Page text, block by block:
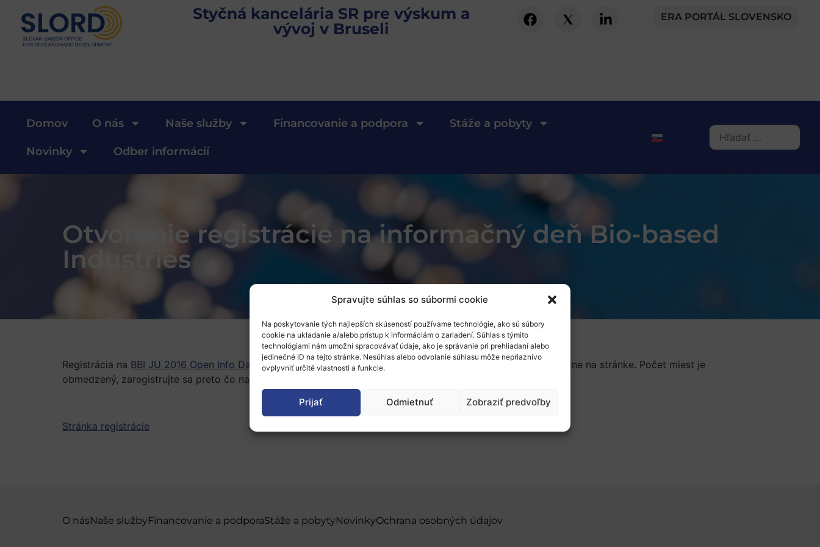
Spravujte súhlas so súbormi cookie
Na poskytovanie tých najlepších skúseností používame technológie, ako sú súbory
cookie na ukladanie a/alebo prístup k informáciám o zariadení. Súhlas s týmito
technológiami nám umožní spracovávať údaje, ako je správanie pri prehliadaní alebo
jedinečné ID na tejto stránke. Nesúhlas alebo odvolanie súhlasu môže nepriaznivo
ovplyvniť určité vlastnosti a funkcie.
Prijať Odmietnuť Zobraziť predvoľby
Styčná kancelária SR pre výskum a
vývoj v Bruseli
ERA PORTÁL SLOVENSKO
Domov O nás Naše služby Financovanie a podpora Stáže a pobyty
Novinky Odber informácií
Otvorenie registrácie na informačný deň Bio-based
Industries
Registrácia na BBI JU 2016 Open Info Day & Brokerage Eventje už otvorená. Zaregistrovať sa môžete bezplatne na stránke. Počet miest je
obmedzený, zaregistrujte sa preto čo najskôr. Program informačného dňa si môžete pozrieť
Stránka registrácie
O násNaše službyFinancovanie a podporaStáže a pobytyNovinkyOchrana osobných údajov